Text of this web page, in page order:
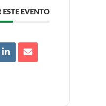
EVENTO